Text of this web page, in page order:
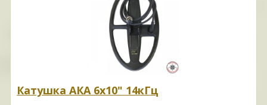
Катушка АКА 6х10" 14кГц